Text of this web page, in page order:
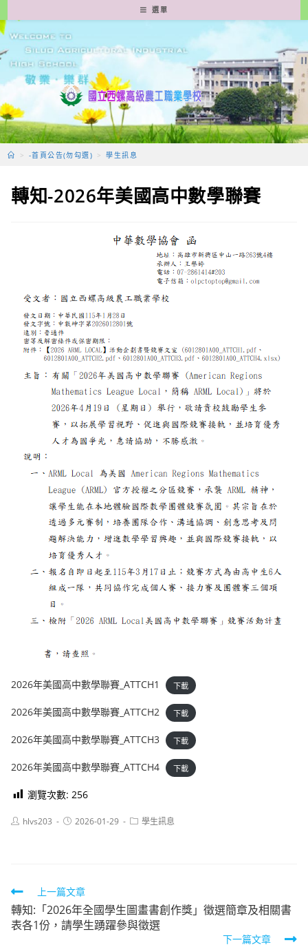
轉
至
要
容
選單
> -首頁公告(勿勾選) > 學生訊息
轉知-2026年美國高中數學聯賽
2026年美國高中數學聯賽_ATTCH1 下載
2026年美國高中數學聯賽_ATTCH2 下載
2026年美國高中數學聯賽_ATTCH3 下載
2026年美國高中數學聯賽_ATTCH4 下載
瀏覽次數: 256
Posthlvs203
Post2026-01-29
Post學生訊息
Read
more
articles
上一篇文章
轉知:「2026年全國學生圖畫書創作獎」徵選簡章及相關書
表各1份，請學生踴躍參與徵選
下一篇文章